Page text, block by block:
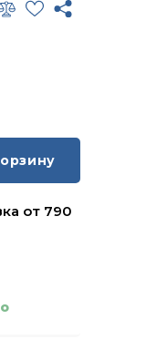
от 790